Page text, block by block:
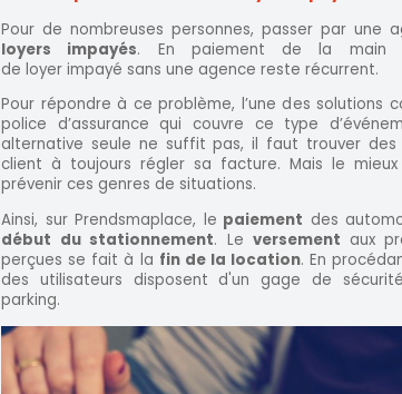
Pour de nombreuses personnes, passer par une
loyers impayés. En paiement de la main
de loyer impayé sans une agence reste récurrent.
Pour répondre à ce problème, l’une des solutions
police d’assurance qui couvre ce type
alternative seule ne suffit pas, il faut trouver
client à toujours régler sa facture. Mais le
prévenir ces genres de situations.
Ainsi, sur Prendsmaplace, le paiement des
début du stationnement. Le versement aux
perçues se fait à la fin de la location. En
des utilisateurs disposent d'un gage de
parking.